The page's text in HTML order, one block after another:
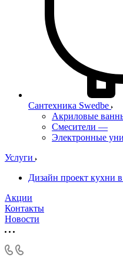
Сантехника Swedbe
Акриловые
Смесители —
Электронные
Услуги
Дизайн проект кухни
Акции
Контакты
Новости